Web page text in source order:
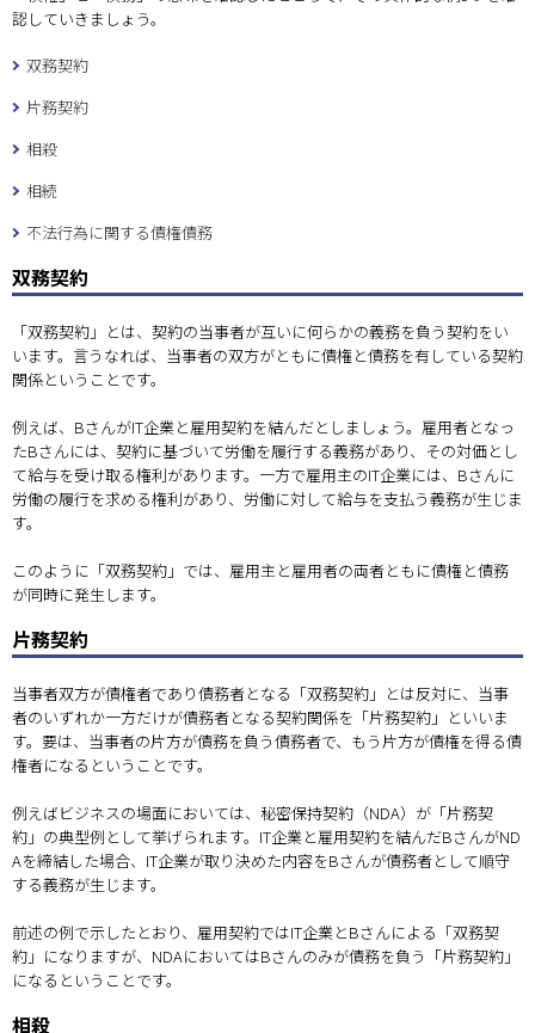
認していきましょう。
双務契約
片務契約
相殺
相続
不法行為に関する債権債務
双務契約
「双務契約」とは、契約の当事者が互いに何らかの義務を負う契約をい
います。言うなれば、当事者の双方がともに債権と債務を有している契約
関係ということです。
例えば、BさんがIT企業と雇用契約を結んだとしましょう。雇用者となっ
たBさんには、契約に基づいて労働を履行する義務があり、その対価とし
て給与を受け取る権利があります。一方で雇用主のIT企業には、Bさんに
労働の履行を求める権利があり、労働に対して給与を支払う義務が生じま
す。
このように「双務契約」では、雇用主と雇用者の両者ともに債権と債務
が同時に発生します。
片務契約
当事者双方が債権者であり債務者となる「双務契約」とは反対に、当事
者のいずれか一方だけが債務者となる契約関係を「片務契約」といいま
す。要は、当事者の片方が債務を負う債務者で、もう片方が債権を得る債
権者になるということです。
例えばビジネスの場面においては、秘密保持契約（NDA）が「片務契
約」の典型例として挙げられます。IT企業と雇用契約を結んだBさんがND
Aを締結した場合、IT企業が取り決めた内容をBさんが債務者として順守
する義務が生じます。
前述の例で示したとおり、雇用契約ではIT企業とBさんによる「双務契
約」になりますが、NDAにおいてはBさんのみが債務を負う「片務契約」
になるということです。
相殺